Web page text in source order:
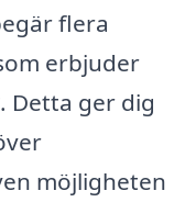
flera
erbjuder
. Detta ger dig
möjligheten